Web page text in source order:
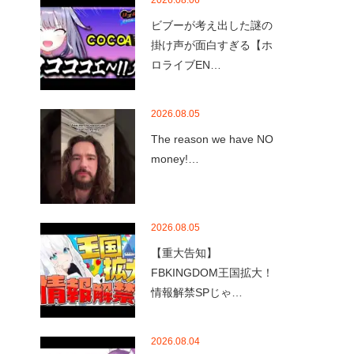
ビブーが考え出した謎の
掛け声が面白すぎる【ホ
ロライブEN…
2026.08.05
The reason we have NO
money!…
2026.08.05
【重大告知】
FBKINGDOM王国拡大！
情報解禁SPじゃ…
2026.08.04